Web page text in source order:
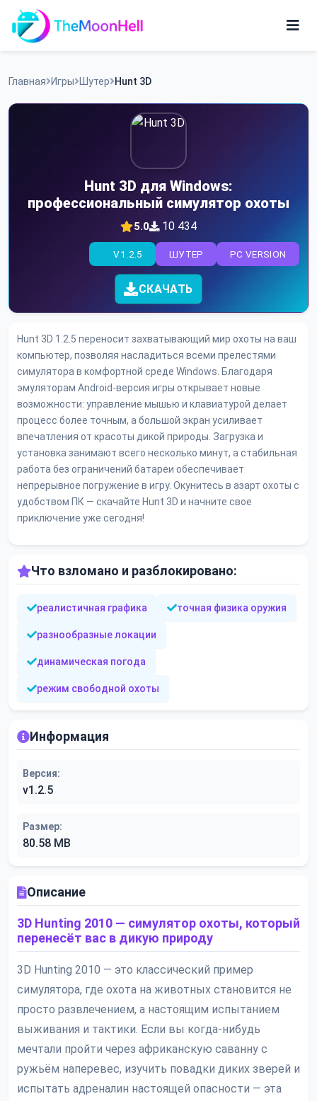
Skip
content
Приложения
Главная Игры Шутер Hunt 3D
Hunt 3D для Windows:
профессиональный симулятор охоты
5.0 10 434
PC VERSION
ШУТЕР
V1.2.5
СКАЧАТЬ
Hunt 3D 1.2.5 переносит захватывающий мир охоты на ваш
компьютер, позволяя насладиться всеми прелестями
симулятора в комфортной среде Windows. Благодаря
эмуляторам Android-версия игры открывает новые
возможности: управление мышью и клавиатурой делает
процесс более точным, а большой экран усиливает
впечатления от красоты дикой природы. Загрузка и
установка занимают всего несколько минут, а стабильная
работа без ограничений батареи обеспечивает
непрерывное погружение в игру. Окунитесь в азарт охоты с
удобством ПК — скачайте Hunt 3D и начните свое
приключение уже сегодня!
Что взломано и разблокировано:
реалистичная графика точная физика оружия
разнообразные локации
динамическая погода
режим свободной охоты
Информация
Версия:
v1.2.5
Размер:
80.58 MB
Описание
3D Hunting 2010 — симулятор охоты, который
перенесёт вас в дикую природу
3D Hunting 2010 — это классический пример
симулятора, где охота на животных становится не
просто развлечением, а настоящим испытанием
выживания и тактики. Если вы когда-нибудь
мечтали пройти через африканскую саванну с
ружьём наперевес, изучить повадки диких зверей и
испытать адреналин настоящей опасности — эта